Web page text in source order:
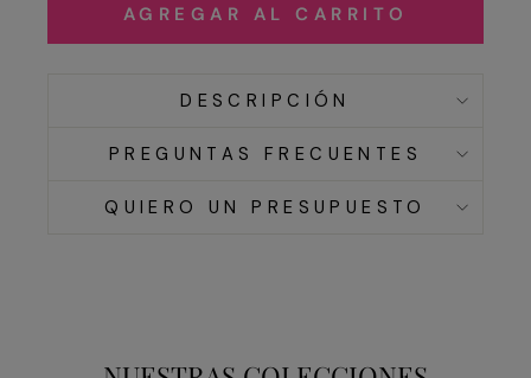
AGREGAR AL CARRITO
DESCRIPCIÓN
PREGUNTAS FRECUENTES
QUIERO UN PRESUPUESTO